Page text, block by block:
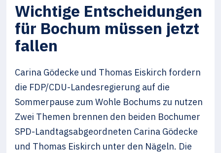
Wichtige Entscheidungen
für Bochum müssen jetzt
fallen
Carina Gödecke und Thomas Eiskirch fordern
die FDP/CDU-Landesregierung auf die
Sommerpause zum Wohle Bochums zu nutzen
Zwei Themen brennen den beiden Bochumer
SPD-Landtagsabgeordneten Carina Gödecke
und Thomas Eiskirch unter den Nägeln. Die